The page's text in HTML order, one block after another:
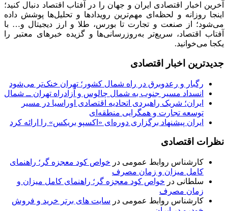
آخرین اخبار اقتصادی ایران و جهان را در آفتاب اقتصاد دنبال کنید؛
اینجا روزانه و لحظه‌ای مهم‌ترین رویدادها و تحلیل‌ها پوشش داده
می‌شود؛ از صنعت و تجارت تا بورس، طلا و ارز دیجیتال و… با
آفتاب اقتصاد، سریع‌تر به‌روزرسانی‌ها و گزیده خبرهای معتبر را
یکجا می‌خوانید.
جدیدترین اخبار اقتصادی
رگبار و رعدوبرق در راه شمال کشور؛ تهران خنک‌تر می‌شود
انسداد مسیر جنوب به شمال چالوس و آزادراه تهران ــ شمال
ایران؛ شریک راهبردی اتحادیه اقتصادی اوراسیا در مسیر
توسعه تجارت و همگرایی منطقه‌ای
ایران پیشنهاد برگزاری دوره‌ای «اکسپو بریکس» را ارائه کرد
نظرات اقتصادی
کارشناس روابط عمومی در خواص کود معجزه گر؛ راهنمای
کامل میزان و زمان مصرف
سلطانی در خواص کود معجزه گر؛ راهنمای کامل میزان و
زمان مصرف
کارشناس روابط عمومی در سایت های برتر خرید و فروش